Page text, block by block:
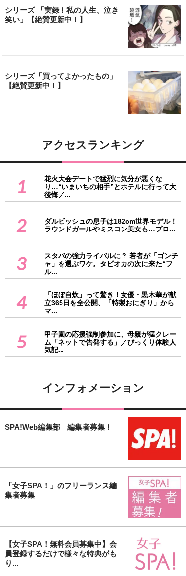
シリーズ 「実録！私の人生、泣き
笑い」【絶賛更新中！】
シリーズ「買ってよかったもの」
【絶賛更新中！】
アクセスランキング
1
花火大会デートで猛烈に気分が悪くな
り…“いまいちの相手”とホテルに行って大
後悔／...
2
ダルビッシュの息子は182cm世界モデル！
ラウンドガールやミスコン美女も…プロ...
3
スタバの強力ライバルに？ 若者が「ゴンチ
ャ」を選ぶワケ。タピオカの次に来た“フ
ル...
4
「ほぼ自炊」って驚き！女優・黒木華が献
立365日を全公開、「特製おにぎり」から
マ...
5
甲子園の応援強制参加に、母親が猛クレー
ム「ネットで告発する」／びっくり体験人
気記...
インフォメーション
SPA!Web編集部 編集者募集！
「女子SPA！」のフリーランス編
集者募集
【女子SPA！無料会員募集中】会
員登録するだけで様々な特典がも
り...